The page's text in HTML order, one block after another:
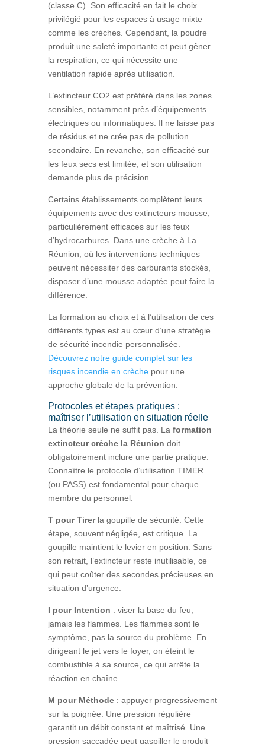
(classe C). Son efficacité en fait le choix
privilégié pour les espaces à usage mixte
comme les crèches. Cependant, la poudre
produit une saleté importante et peut gêner
la respiration, ce qui nécessite une
ventilation rapide après utilisation.
L’extincteur CO2 est préféré dans les zones
sensibles, notamment près d’équipements
électriques ou informatiques. Il ne laisse pas
de résidus et ne crée pas de pollution
secondaire. En revanche, son efficacité sur
les feux secs est limitée, et son utilisation
demande plus de précision.
Certains établissements complètent leurs
équipements avec des extincteurs mousse,
particulièrement efficaces sur les feux
d’hydrocarbures. Dans une crèche à La
Réunion, où les interventions techniques
peuvent nécessiter des carburants stockés,
disposer d’une mousse adaptée peut faire la
différence.
La formation au choix et à l’utilisation de ces
différents types est au cœur d’une stratégie
de sécurité incendie personnalisée.
Découvrez notre guide complet sur les
risques incendie en crèchepour une
approche globale de la prévention.
Protocoles et étapes pratiques :
maîtriser l’utilisation en situation réelle
La théorie seule ne suffit pas. La formation
extincteur crèche la Réunion doit
obligatoirement inclure une partie pratique.
Connaître le protocole d’utilisation TIMER
(ou PASS) est fondamental pour chaque
membre du personnel.
T pour Tirerla goupille de sécurité. Cette
étape, souvent négligée, est critique. La
goupille maintient le levier en position. Sans
son retrait, l’extincteur reste inutilisable, ce
qui peut coûter des secondes précieuses en
situation d’urgence.
I pour Intention : viser la base du feu,
jamais les flammes. Les flammes sont le
symptôme, pas la source du problème. En
dirigeant le jet vers le foyer, on éteint le
combustible à sa source, ce qui arrête la
réaction en chaîne.
M pour Méthode: appuyer progressivement
sur la poignée. Une pression régulière
garantit un débit constant et maîtrisé. Une
pression saccadée peut gaspiller le produit